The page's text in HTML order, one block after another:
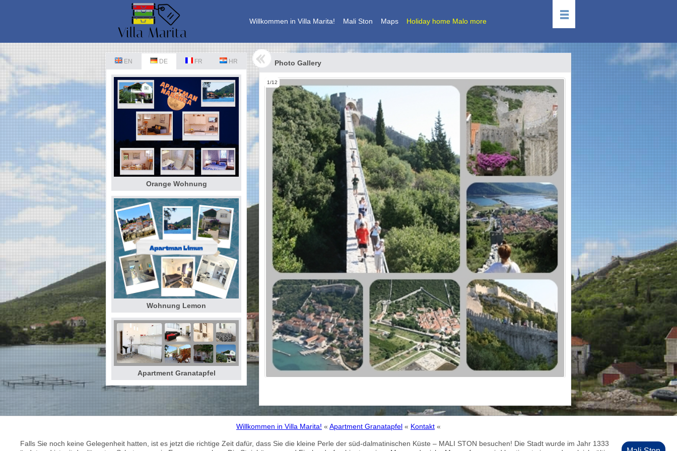
Willkommen in Villa Marita! Mali Ston Maps Holiday home Malo more
EN DE FR HR
Orange Wohnung
Wohnung Lemon
Apartment Granatapfel
Photo Gallery
1/12
Willkommen in Villa Marita! « Apartment Granatapfel « Kontakt «
Falls Sie noch keine Gelegenheit hatten, ist es jetzt die richtige Zeit dafür, dass Sie die kleine Perle der süd-dalmatinischen Küste – MALI STON besuchen! Die Stadt wurde im Jahr 1333